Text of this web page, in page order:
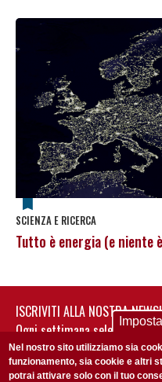
SCIENZA E RICERCA
Tutto è energia (e niente
ISCRIVITI ALLA NOSTRA
Ogni settimana
non perderti gli
Nel nostro sito utilizziamo sia
funzionamento, sia cookie e altri
potrai attivare solo con il tuo